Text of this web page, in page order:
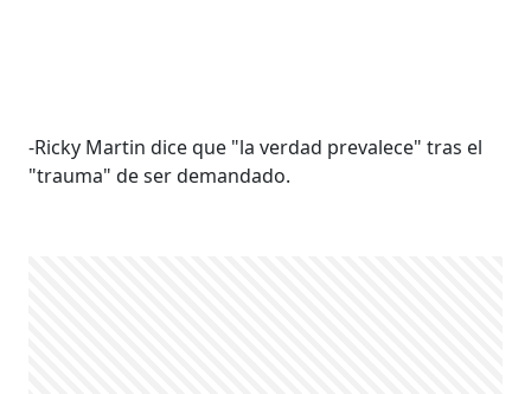
-Ricky Martin dice que "la verdad prevalece" tras el
"trauma" de ser demandado.